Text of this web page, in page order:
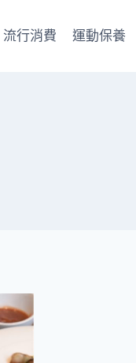
流行消費 運動保養